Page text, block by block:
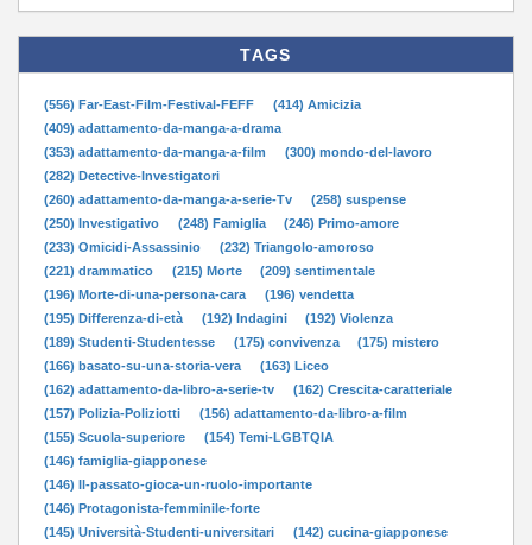
TAGS
(556) Far-East-Film-Festival-FEFF
(414) Amicizia
(409) adattamento-da-manga-a-drama
(353) adattamento-da-manga-a-film
(300) mondo-del-lavoro
(282) Detective-Investigatori
(260) adattamento-da-manga-a-serie-Tv
(258) suspense
(250) Investigativo
(248) Famiglia
(246) Primo-amore
(233) Omicidi-Assassinio
(232) Triangolo-amoroso
(221) drammatico
(215) Morte
(209) sentimentale
(196) Morte-di-una-persona-cara
(196) vendetta
(195) Differenza-di-età
(192) Indagini
(192) Violenza
(189) Studenti-Studentesse
(175) convivenza
(175) mistero
(166) basato-su-una-storia-vera
(163) Liceo
(162) adattamento-da-libro-a-serie-tv
(162) Crescita-caratteriale
(157) Polizia-Poliziotti
(156) adattamento-da-libro-a-film
(155) Scuola-superiore
(154) Temi-LGBTQIA
(146) famiglia-giapponese
(146) Il-passato-gioca-un-ruolo-importante
(146) Protagonista-femminile-forte
(145) Università-Studenti-universitari
(142) cucina-giapponese